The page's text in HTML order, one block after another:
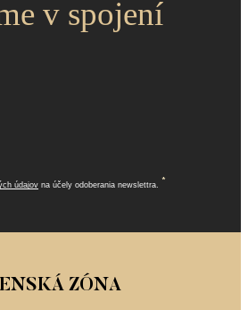
v spojení
údajov na účely odoberania newslettra. *
ZÓNA